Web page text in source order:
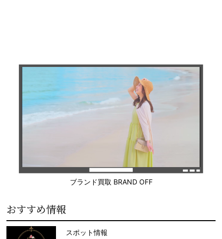
ブランド買取 BRAND OFF
おすすめ情報
スポット情報